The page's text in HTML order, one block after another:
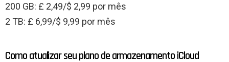
200 GB: £ 2,49/$ 2,99 ​​por mês
2 TB: £ 6,99/$ 9,99 por mês
Como atualizar seu plano de armazenamento iCloud